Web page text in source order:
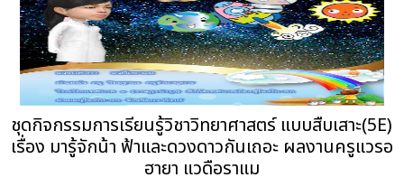
ชุดกิจกรรมการเรียนรู้วิชาวิทยาศาสตร์ แบบสืบเสาะ(5E)
เรื่อง มารู้จักน้า ฟ้าและดวงดาวกันเถอะ ผลงานครูแวรอ
ฮายา แวดือราแม